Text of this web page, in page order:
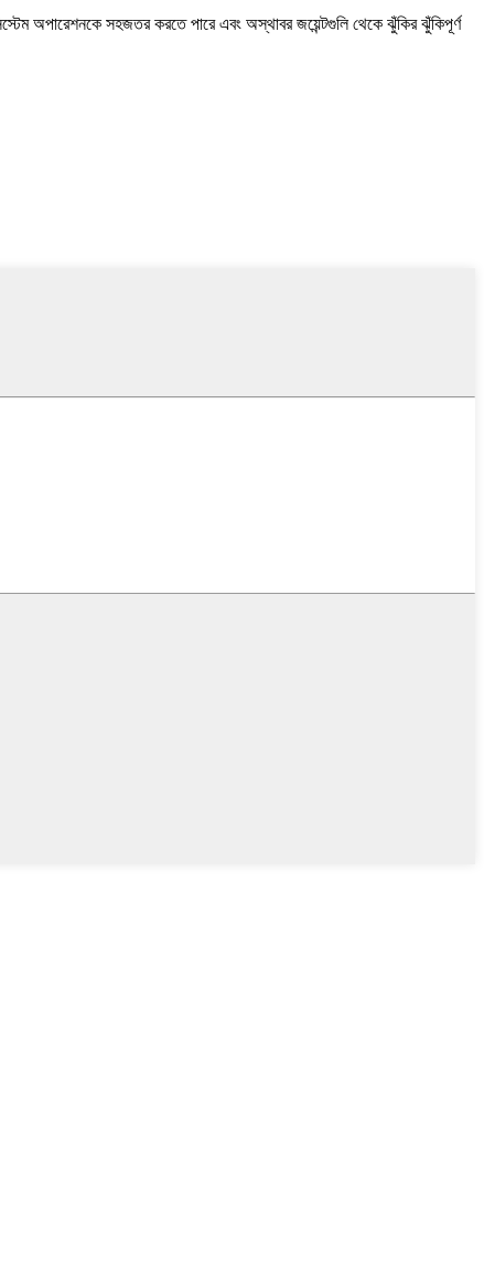
অপারেশনকে সহজতর করতে পারে এবং অস্থাবর জয়েন্টগুলি থেকে ঝুঁকির ঝুঁকিপূর্ণ